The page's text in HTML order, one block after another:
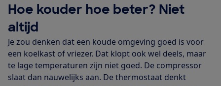
Hoe kouder hoe beter? Niet
altijd
Je zou denken dat een koude omgeving goed is voor
een koelkast of vriezer. Dat klopt ook wel deels, maar
te lage temperaturen zijn niet goed. De compressor
slaat dan nauwelijks aan. De thermostaat denkt